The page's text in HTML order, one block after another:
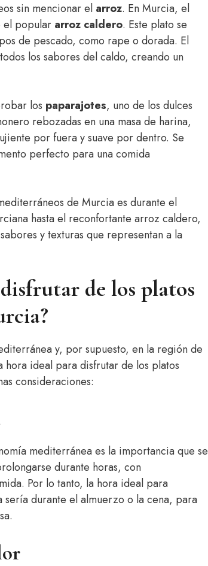
sin mencionar el arroz. En Murcia, el
el popular arroz caldero. Este plato se
de pescado, como rape o dorada. El
los sabores del caldo, creando un
los paparajotes, uno de los dulces
rebozadas en una masa de harina,
por fuera y suave por dentro. Se
perfecto para una comida
de Murcia es durante el
hasta el reconfortante arroz caldero,
y texturas que representan a la
de los platos
y, por supuesto, en la región de
ideal para disfrutar de los platos
consideraciones:
mediterránea es la importancia que se
durante horas, con
Por lo tanto, la hora ideal para
durante el almuerzo o la cena, para